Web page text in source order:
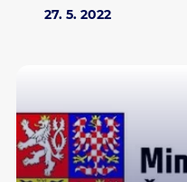
27. 5. 2022